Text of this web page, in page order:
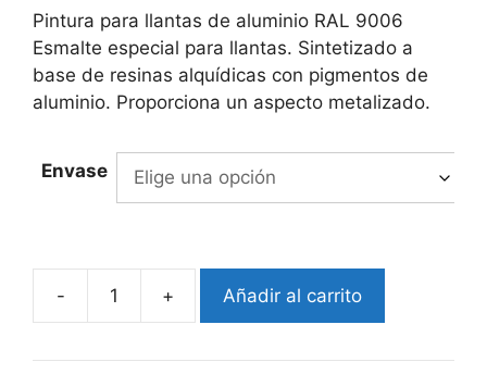
127,96€
through
15.126,00€
Pintura para llantas de aluminio RAL 9006
Esmalte especial para llantas. Sintetizado a
base de resinas alquídicas con pigmentos de
aluminio. Proporciona un aspecto metalizado.
Envase
-
EKO-
427
+ Añadir al carrito